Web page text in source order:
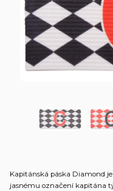
Kapitánská páska Diamond
jasnému označení kapitána